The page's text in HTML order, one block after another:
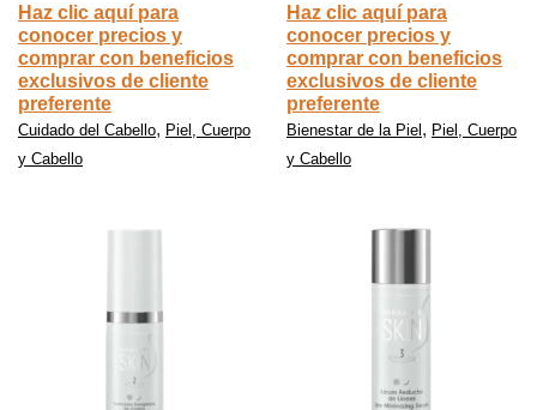
Haz clic aquí para
conocer precios y
comprar con beneficios
exclusivos de cliente
preferente
Cuidado del Cabello, Piel, Cuerpo
y Cabello
Haz clic aquí para
conocer precios y
comprar con beneficios
exclusivos de cliente
preferente
Bienestar de la Piel , Piel, Cuerpo
y Cabello